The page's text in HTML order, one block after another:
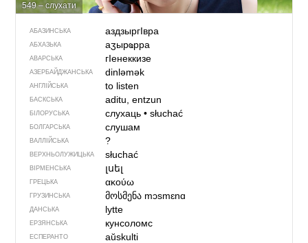
549 – слухати
АБАЗИНСЬКА аздзыр­гIвра
АБХАЗЬКА аӡырҩрра
АВАРСЬКА гIенеккизе
АЗЕРБАЙДЖАНСЬКА dinləmək
АНГЛІЙСЬКА to listen
БАСКСЬКА aditu, entzun
БІЛОРУСЬКА слухаць• słuchać
БОЛГАРСЬКА слушам
ВАЛЛІЙСЬКА ?
ВЕРХНЬОЛУЖИЦЬКА słuchać
ВІРМЕНСЬКА լսել
ГРЕЦЬКА ακούω
ГРУЗИНСЬКА მოსმენა mɔsmɛnɑ
ДАНСЬКА lytte
ЕРЗЯНСЬКА кунсоломс
ЕСПЕРАНТО aŭskulti